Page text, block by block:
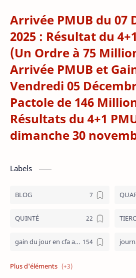
Arrivée PMUB du 07
2025 : Résultat du
(Un Ordre à 75
Arrivée PMUB et
Vendredi 05
Pactole de 146
Résultats du 4+1
dimanche 30
Labels
BLOG
QUINTÉ
gain du jour en cfa aujourd hui
journal hippique ecd